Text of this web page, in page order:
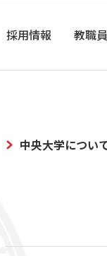
採用情報 教職
中央大学につい